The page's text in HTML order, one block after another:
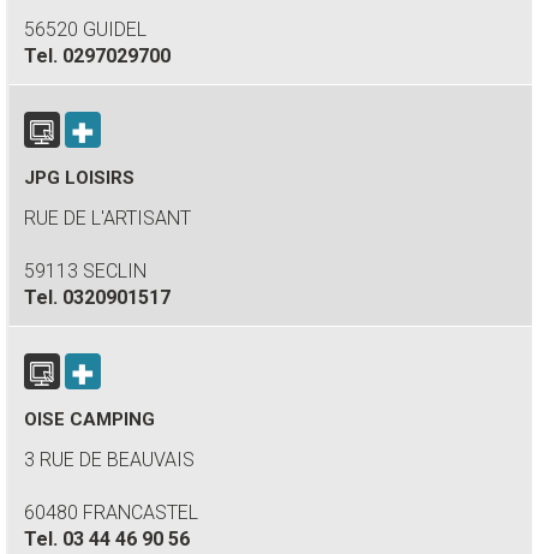
56520 GUIDEL
Tel. 0297029700
JPG LOISIRS
RUE DE L'ARTISANT
59113 SECLIN
Tel. 0320901517
OISE CAMPING
3 RUE DE BEAUVAIS
60480 FRANCASTEL
Tel. 03 44 46 90 56